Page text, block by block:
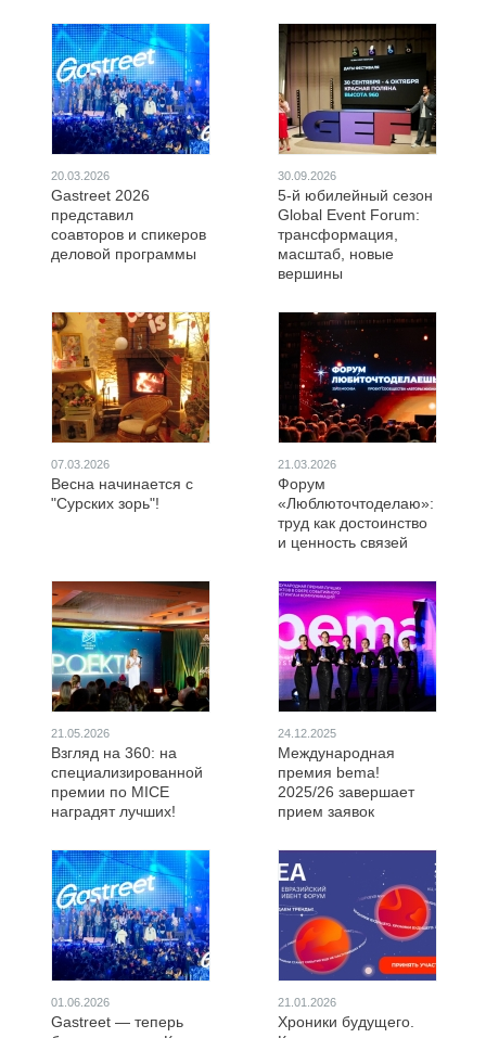
20.03.2026
Gastreet 2026
представил
соавторов и спикеров
деловой программы
30.09.2026
5-й юбилейный сезон
Global Event Forum:
трансформация,
масштаб, новые
вершины
07.03.2026
Весна начинается с
"Сурских зорь"!
21.03.2026
Форум
«Люблюточтоделаю»:
труд как достоинство
и ценность связей
21.05.2026
Взгляд на 360: на
специализированной
премии по MICE
наградят лучших!
24.12.2025
Международная
премия bema!
2025/26 завершает
прием заявок
01.06.2026
Gastreet — теперь
21.01.2026
Хроники будущего.